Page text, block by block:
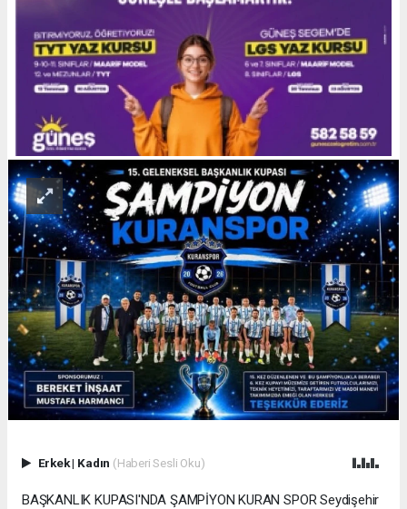
Erkek| Kadın (Haberi Sesli Oku)
BAŞKANLIK KUPASI'NDA ŞAMPİYON KURAN SPOR Seydişehir